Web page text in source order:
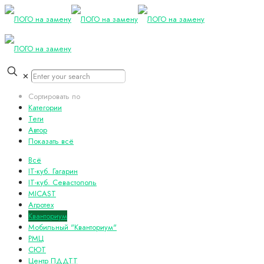
✕
Сортировать по
Категории
Теги
Автор
Показать всё
Всё
IT-куб. Гагарин
IT-куб. Севастополь
MICAST
Агротех
Кванториум
Мобильный "Кванториум"
РМЦ
СЮТ
Центр ПДДТТ